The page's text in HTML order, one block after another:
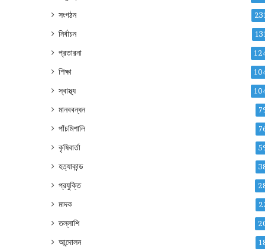
সংগঠন
নির্বাচন
প্রতারনা
শিক্ষা
স্বাস্থ্য
মানববন্ধন
পাঁচমিশালি
কৃষিবার্তা
হত্যাকান্ড
প্রযুক্তি
মাদক
তল্লাশি
আন্দোলন